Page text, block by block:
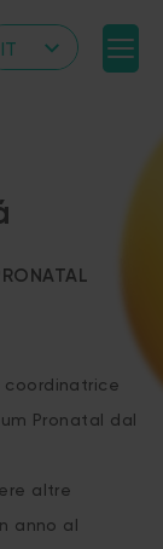
IT
FR
VN
coordinatrice
Pronatal dal
altre
anno al